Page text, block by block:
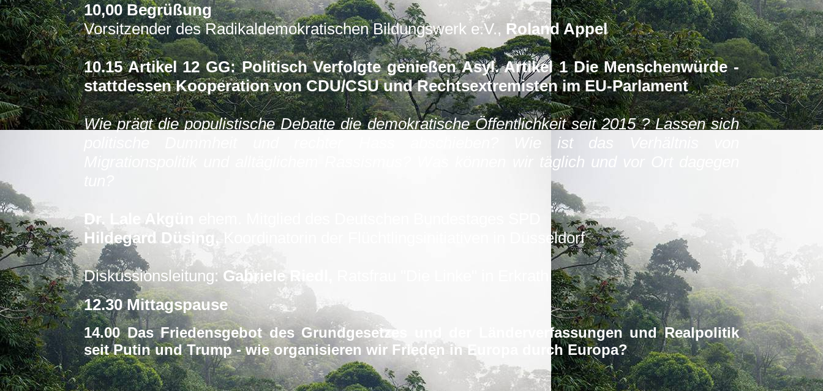
10,00 Begrüßung
Vorsitzender des Radikaldemokratischen Bildungswerk e.V., Roland Appel
10.15 Artikel 12 GG: Politisch Verfolgte genießen Asyl. Artikel 1 Die Menschenwürde -
stattdessen Kooperation von CDU/CSU und Rechtsextremisten im EU-Parlament
Wie prägt die populistische Debatte die demokratische Öffentlichkeit seit 2015 ? Lassen sich
politische Dummheit und rechter Hass abschieben? Wie ist das Verhältnis von
Migrationspolitik und alltäglichem Rassismus? Was können wir täglich und vor Ort dagegen
Dr. Lale Akgün
Hildegard Düsing,
Koordinatorin der Flüchtlingsinitiativen in Düsseldorf
Diskussionsleitung: Gabriele Riedl,
12.30 Mittagspause
14.00 Das Friedensgebot des Grundgesetzes und der Länderverfassungen und Realpolitik
seit Putin und Trump - wie organisieren wir Frieden in Europa durch Europa?